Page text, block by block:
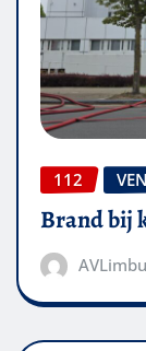
112
Brand bij